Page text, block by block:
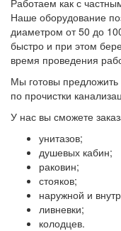
Работаем как с
Наше оборудование
диаметром от 50 до
быстро и при этом
время проведения
Мы готовы предложить
по прочистки
У нас вы сможете
унитазов;
душевых кабин;
раковин;
стояков;
наружной и
ливневки;
колодцев.